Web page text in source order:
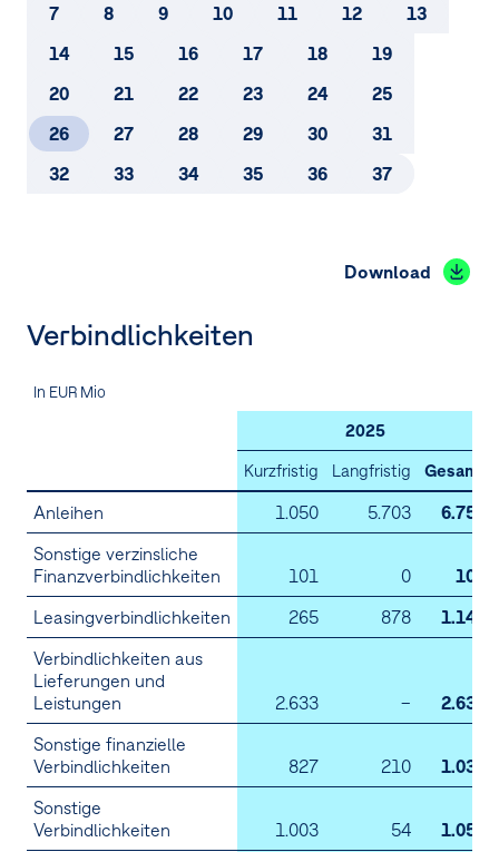
und Verbindlichkeiten
7. Umsatzerlöse
Sonstige betriebliche Erträge und Ergebnis aus at-
Personalaufwendungen und durchschnittliche
14. Steuern vom Einkommen und Ertrag
15. Ergebnis je Aktie
16. Immaterielle Vermögenswerte
17. Sachanlagen
18. At-equity bewertete Beteiligungen
19. Vorräte
20. Finanzielle Vermögenswerte
7
8 9 10 11 12
13
14
15 16 17 18
19
20
21 22 23 24
25
26
27 28 29 30
31
32
33 34 35 36 37
Download
Verbindlichkeiten
In EUR Mio
2025
Kurzfristig
Langfristig Gesamt
Anleihen 1.050 5.703
6.753
Sonstige verzinsliche
Finanzverbindlichkeiten
101 0
101
Leasingverbindlichkeiten
265 878
1.143
Verbindlichkeiten aus
Lieferungen und
Leistungen
2.633 –
2.633
Sonstige finanzielle
Verbindlichkeiten
827 210
1.037
Sonstige
Verbindlichkeiten
1.003 54
1.058